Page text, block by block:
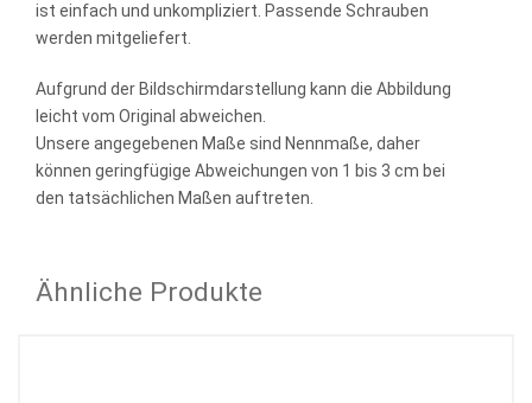
ist einfach und unkompliziert. Passende Schrauben
werden mitgeliefert.
Aufgrund der Bildschirmdarstellung kann die Abbildung
leicht vom Original abweichen.
Unsere angegebenen Maße sind Nennmaße, daher
können geringfügige Abweichungen von 1 bis 3 cm bei
den tatsächlichen Maßen auftreten.
Ähnliche Produkte